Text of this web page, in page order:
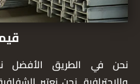
نحن في الطريق الأفضل